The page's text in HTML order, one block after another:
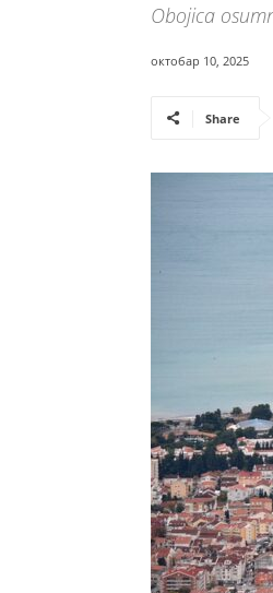
Obojica
октобар 10, 2025
Share